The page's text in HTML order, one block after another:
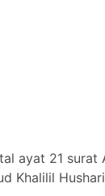
ayat 21 surat
Khalilil